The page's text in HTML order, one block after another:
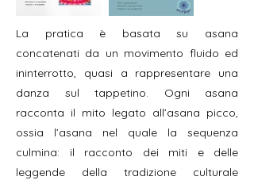
La pratica è basata su asana
concatenati da un movimento fluido ed
ininterrotto, quasi a rappresentare una
danza sul tappetino. Ogni asana
racconta il mito legato all’asana picco,
ossia l’asana nel quale la sequenza
culmina: il racconto dei miti e delle
leggende della tradizione culturale